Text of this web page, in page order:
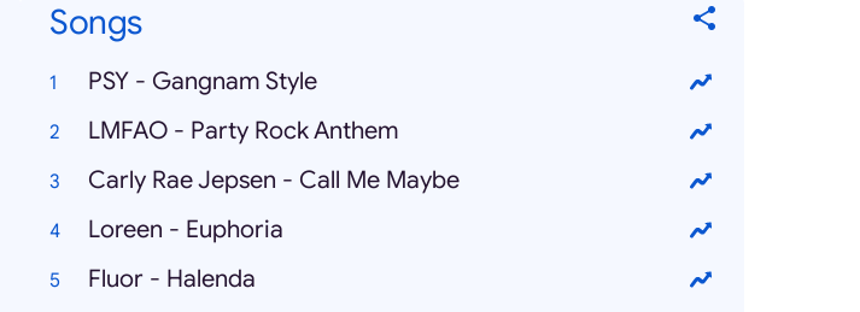
Songs
PSY - Gangnam Style
LMFAO - Party Rock Anthem
Carly Rae Jepsen - Call Me Maybe
Loreen - Euphoria
Fluor - Halenda